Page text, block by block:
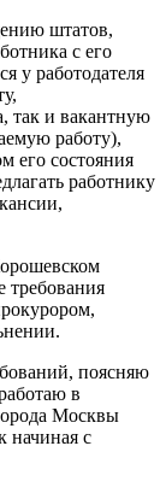
штатов,
с его
у работодателя
так и вакантную
работу),
его состояния
работнику
требования
поясняю
в
Москвы
начиная с